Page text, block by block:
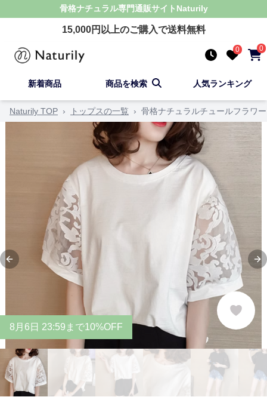
骨格ナチュラル専門通販サイト Naturily
15,000円以上のご購入で送料無料
0 0
新着商品 商品を検索 人気ランキング
Naturily TOP › トップスの一覧 › 骨格ナチュラルチュールフラワ
Previous slide
8 月 6 日 23:59まで10%OFF